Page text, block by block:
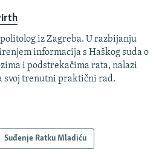
iz Zagreba. U razbijanju
informacija s Haškog suda o
i podstrekačima rata, nalazi
svoj trenutni praktični rad.
Suđenje Ratku Mladiću